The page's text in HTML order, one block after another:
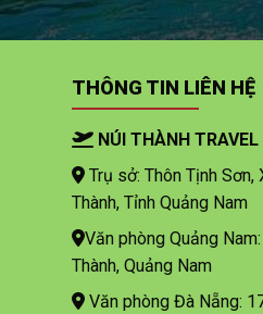
THÔNG TIN LIÊN HỆ
NÚI THÀNH TRAVEL
Trụ sở: Thôn Tịnh Sơn,
Thành, Tỉnh Quảng Nam
Văn phòng Quảng
Thành, Quảng Nam
Văn phòng Đà Nẵng: